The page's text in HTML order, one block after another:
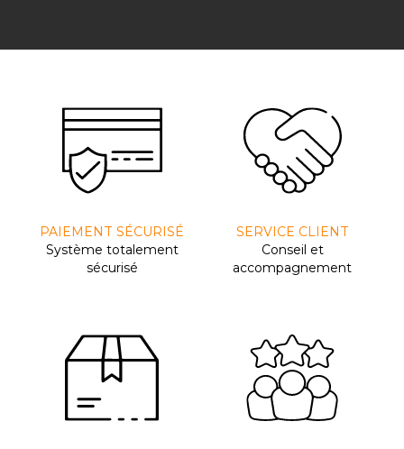
PAIEMENT SÉCURISÉ
Système totalement
sécurisé
SERVICE CLIENT
Conseil et
accompagnement